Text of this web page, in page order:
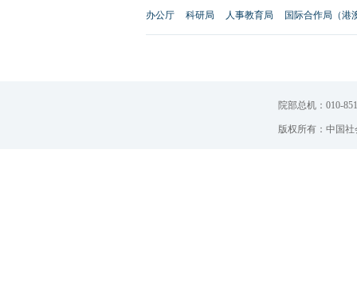
办公厅 科研局 人事教育局 国际合作局（港
院部总机：010-
版权所有：中国